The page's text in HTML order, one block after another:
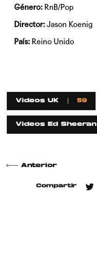
Género: RnB/Pop
Director: Jason Koenig
País: Reino Unido
Videos UK 59
Videos Ed Sheeran
Anterior
Compartir